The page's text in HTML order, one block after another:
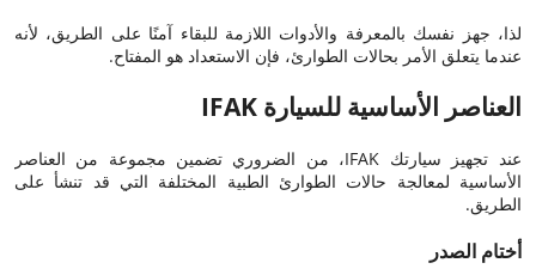
لذا، جهز نفسك بالمعرفة والأدوات اللازمة للبقاء آمنًا على الطريق، لأنه
عندما يتعلق الأمر بحالات الطوارئ، فإن الاستعداد هو المفتاح.
العناصر الأساسية للسيارة IFAK
عند تجهيز سيارتك IFAK، من الضروري تضمين مجموعة من العناصر
الأساسية لمعالجة حالات الطوارئ الطبية المختلفة التي قد تنشأ على
الطريق.
أختام الصدر